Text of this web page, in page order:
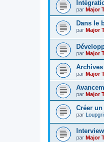
par Major
Dans le
par Major
par Major
par Major
par Major
Créer
par
par Major